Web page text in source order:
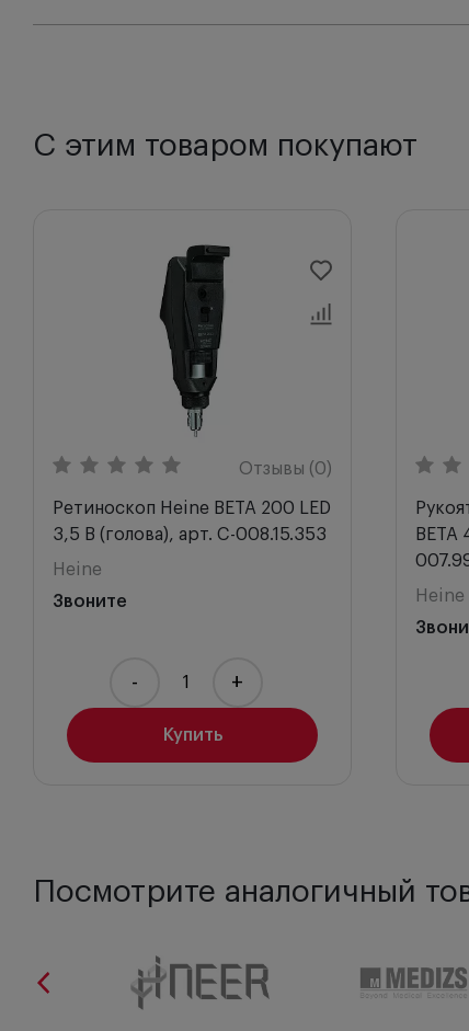
Настройка светового луча, что позволяет
Простая регулировка яркости Heine BETA 4
зеленым, идет процесс зарядки, когда он
Продуманная конструкция рукоятки BETA 4
Комплектация:
Офтальмоскоп Heine Monocular
Рукоятка перезаряжаемая BETA 4 NT
Блок зарядный настольный NT 4
С этим товаром покупают
Отзывы (0)
Ретиноскоп Heine BETA 200 LED
3,5 В (голова), арт. C-008.15.353
Heine
Звоните
Купить
- +
BETA
Heine
Посмотрите аналогичный